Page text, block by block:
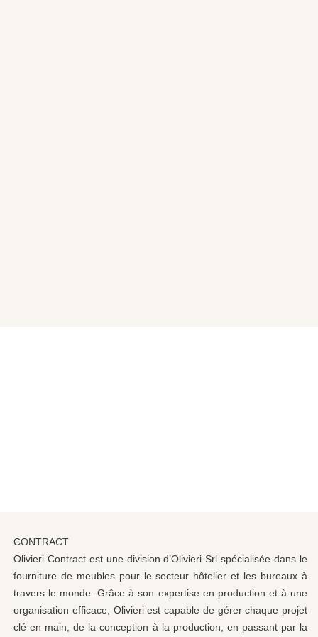
CONTRACT
Olivieri Contract est une division d’Olivieri Srl spécialisée dans le
fourniture de meubles pour le secteur hôtelier et les bureaux à
travers le monde. Grâce à son expertise en production et à une
organisation efficace, Olivieri est capable de gérer chaque projet
clé en main, de la conception à la production, en passant par la